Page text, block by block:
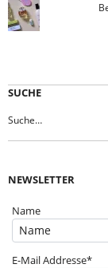
SUCHE
NEWSLETTER
Name
E-Mail Addresse*